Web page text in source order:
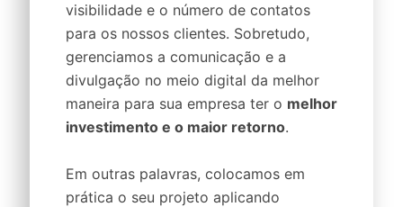
visibilidade e o número de contatos
para os nossos clientes. Sobretudo,
gerenciamos a comunicação e a
divulgação no meio digital da melhor
maneira para sua empresa ter o melhor
investimento e o maior retorno.
Em outras palavras, colocamos em
prática o seu projeto aplicando